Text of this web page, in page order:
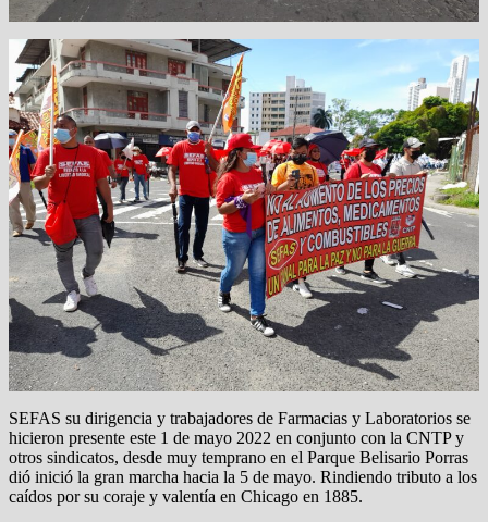
SEFAS su dirigencia y trabajadores de Farmacias y Laboratorios se
hicieron presente este 1 de mayo 2022 en conjunto con la CNTP y
otros sindicatos, desde muy temprano en el Parque Belisario Porras
dió inició la gran marcha hacia la 5 de mayo. Rindiendo tributo a los
caídos por su coraje y valentía en Chicago en 1885.